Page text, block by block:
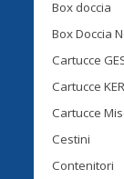
Box doccia
Box Doccia
Cartucce
Cartucce
Cartucce
Cestini
Contenitori